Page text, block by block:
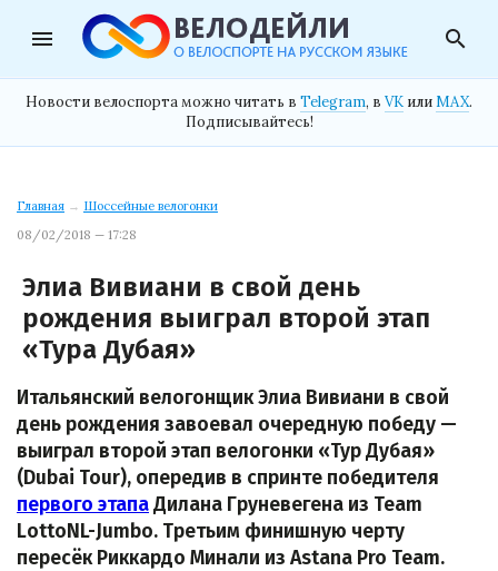
menu search
Новости велоспорта можно читать в Telegram, в VK илиMAX.
Подписывайтесь!
Главная → Шоссейные велогонки
08/02/2018 — 17:28
Элиа Вивиани в свой день
рождения выиграл второй этап
«Тура Дубая»
Итальянский велогонщик Элиа Вивиани в свой
день рождения завоевал очередную победу —
выиграл второй этап велогонки «Тур Дубая»
(Dubai Tour), опередив в спринте победителя
первого этапаДилана Груневегена из Team
LottoNL-Jumbo. Третьим финишную черту
пересёк Риккардо Минали из Astana Pro Team.